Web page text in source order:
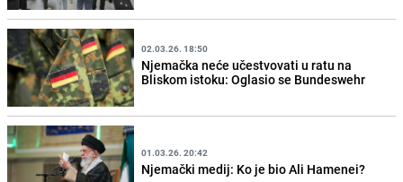
02.03.26. 18:50
Njemačka neće učestvovati u ratu na
Bliskom istoku: Oglasio se Bundeswehr
01.03.26. 20:42
Njemački medij: Ko je bio Ali Hamenei?